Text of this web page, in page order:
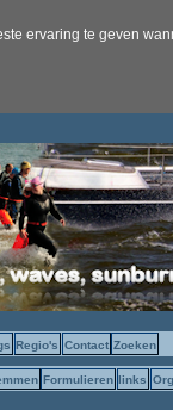
ervaring te geven
Regio's Contact Zoeken
Formulieren links